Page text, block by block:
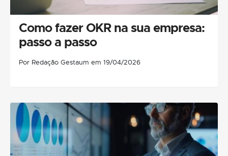
Como fazer OKR na sua empresa:
passo a passo
Por Redação Gestaum em 19/04/2026